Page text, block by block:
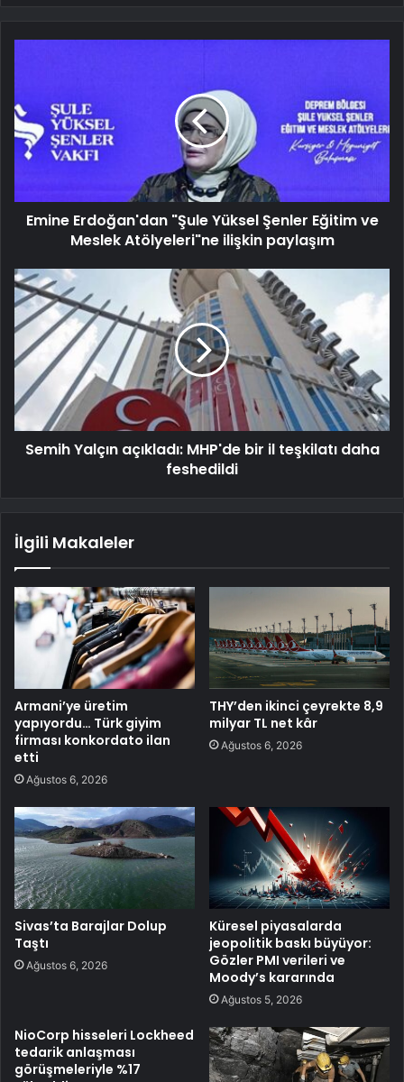
Emine Erdoğan'dan "Şule Yüksel Şenler Eğitim ve
Meslek Atölyeleri"ne ilişkin paylaşım
Semih Yalçın açıkladı: MHP'de bir il teşkilatı daha
feshedildi
İlgili Makaleler
Armani’ye üretim
yapıyordu… Türk giyim
firması konkordato ilan
etti
Ağustos 6, 2026
THY’den ikinci çeyrekte 8,9
milyar TL net kâr
Ağustos 6, 2026
Sivas’ta Barajlar Dolup
Taştı
Ağustos 6, 2026
Küresel piyasalarda
jeopolitik baskı büyüyor:
Gözler PMI verileri ve
Moody’s kararında
Ağustos 5, 2026
NioCorp hisseleri Lockheed
tedarik anlaşması
görüşmeleriyle %17